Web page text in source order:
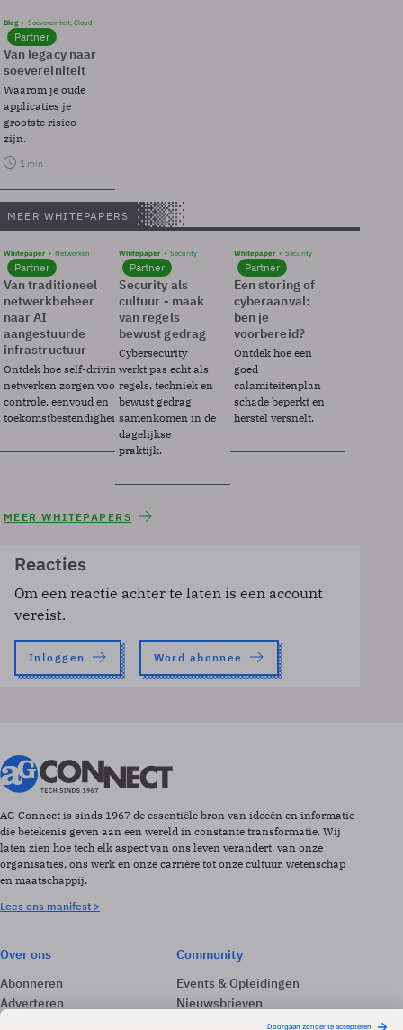
Blog Soevereinteit, Cloud
Partner
Van legacy naar
soevereiniteit
Waarom je oude
applicaties je
grootste risico
zijn.
1 min
MEER WHITEPAPERS
Whitepaper Netwerken
Partner
Van traditioneel
netwerkbeheer
naar AI
aangestuurde
infrastructuur
Ontdek hoe self-driving
netwerken zorgen voor
controle, eenvoud en
toekomstbestendigheid.
Whitepaper Security
Partner
Security als
cultuur - maak
van regels
bewust gedrag
Cybersecurity
werkt pas echt als
regels, techniek en
bewust gedrag
samenkomen in de
dagelijkse
praktijk.
Whitepaper Security
Partner
Een storing of
cyberaanval:
ben je
voorbereid?
Ontdek hoe een
goed
calamiteitenplan
schade beperkt en
herstel versnelt.
MEER WHITEPAPERS
Reacties
Om een reactie achter te laten is een account
vereist.
Inloggen Word abonnee
AG Connect is sinds 1967 de essentiële bron van ideeën en informatie
die betekenis geven aan een wereld in constante transformatie. Wij
laten zien hoe tech elk aspect van ons leven verandert, van onze
organisaties, ons werk en onze carrière tot onze cultuur, wetenschap
en maatschappij.
Lees ons manifest >
Over ons
Abonneren
Adverteren
Community
Events & Opleidingen
Nieuwsbrieven